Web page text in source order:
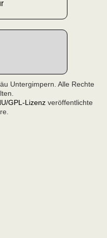
Untergimpern. Alle Rechte
GPL-Lizenz veröffentlichte